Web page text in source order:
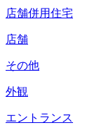
店舗併用住宅
店舗
その他
外観
エントランス